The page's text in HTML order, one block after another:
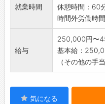
就業時間
休憩時間：60
時間外労働時
給与
250,000円〜
基本給：
（その他の手
気になる